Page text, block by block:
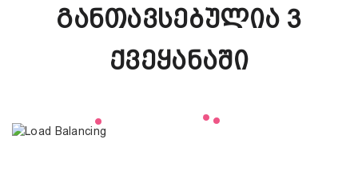
Განთავსებულია 3
Ქვეყანაში